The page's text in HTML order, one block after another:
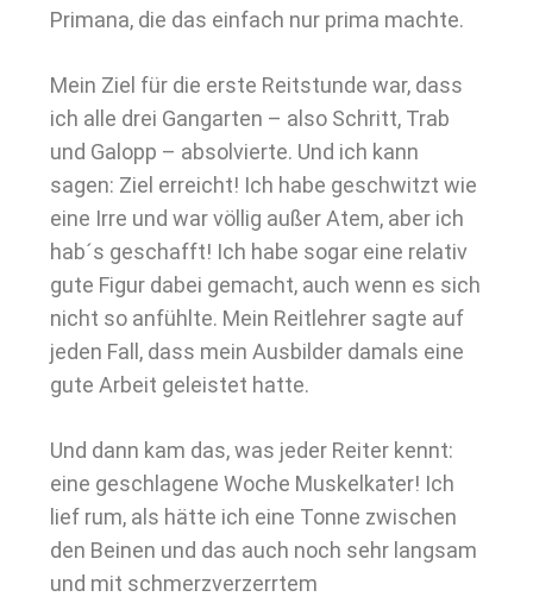
Primana, die das einfach nur prima machte.
Mein Ziel für die erste Reitstunde war, dass
ich alle drei Gangarten – also Schritt, Trab
und Galopp – absolvierte. Und ich kann
sagen: Ziel erreicht! Ich habe geschwitzt wie
eine Irre und war völlig außer Atem, aber ich
hab´s geschafft! Ich habe sogar eine relativ
gute Figur dabei gemacht, auch wenn es sich
nicht so anfühlte. Mein Reitlehrer sagte auf
jeden Fall, dass mein Ausbilder damals eine
gute Arbeit geleistet hatte.
Und dann kam das, was jeder Reiter kennt:
eine geschlagene Woche Muskelkater! Ich
lief rum, als hätte ich eine Tonne zwischen
den Beinen und das auch noch sehr langsam
und mit schmerzverzerrtem